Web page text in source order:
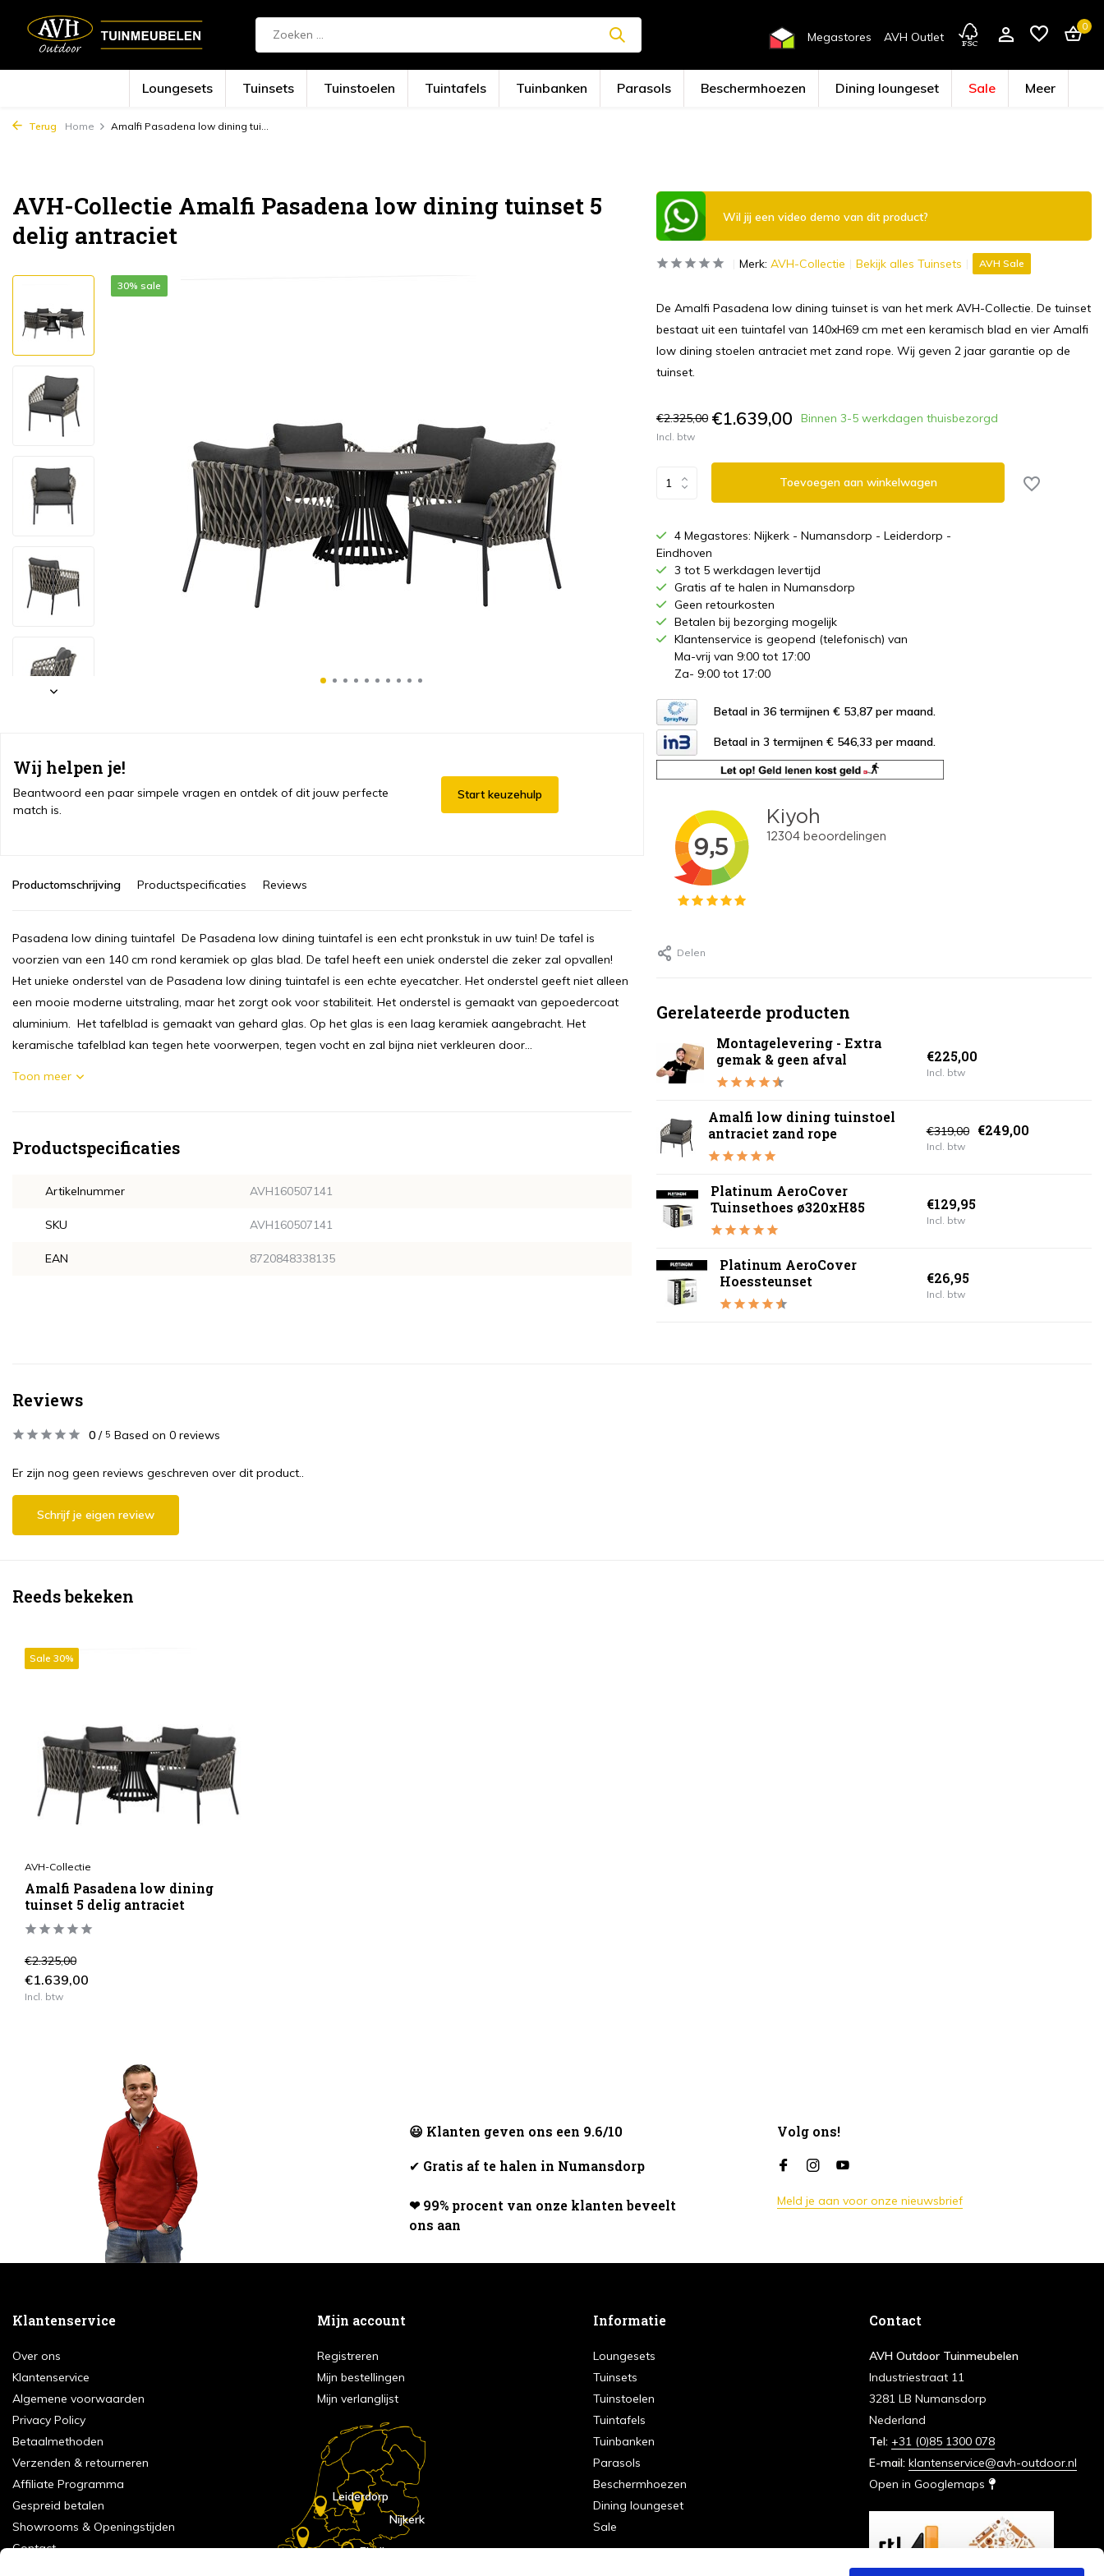
Megastores AVH Outlet
0
Loungesets Tuinsets Tuinstoelen Tuintafels Tuinbanken Parasols Beschermhoezen Dining loungeset Sale Meer
Terug Home Amalfi Pasadena low dining tui...
AVH-Collectie Amalfi Pasadena low dining tuinset 5
delig antraciet
30% sale
Wij helpen je!
Beantwoord een paar simpele vragen en ontdek of dit jouw perfecte
match is.
Start keuzehulp
Productomschrijving Productspecificaties Reviews
Pasadena low dining tuintafel De Pasadena low dining tuintafel is een echt pronkstuk in uw tuin! De tafel is
voorzien van een 140 cm rond keramiek op glas blad. De tafel heeft een uniek onderstel die zeker zal opvallen!
Het unieke onderstel van de Pasadena low dining tuintafel is een echte eyecatcher. Het onderstel geeft niet alleen
een mooie moderne uitstraling, maar het zorgt ook voor stabiliteit. Het onderstel is gemaakt van gepoedercoat
aluminium. Het tafelblad is gemaakt van gehard glas. Op het glas is een laag keramiek aangebracht. Het
keramische tafelblad kan tegen hete voorwerpen, tegen vocht en zal bijna niet verkleuren door...
Toon meer
Productspecificaties
Artikelnummer AVH160507141
SKU AVH160507141
EAN 8720848338135
Wil jij een video demo van dit product?
Merk: AVH-Collectie Bekijk alles Tuinsets AVH Sale
De Amalfi Pasadena low dining tuinset is van het merk AVH-Collectie. De tuinset
bestaat uit een tuintafel van 140xH69 cm met een keramisch blad en vier Amalfi
low dining stoelen antraciet met zand rope. Wij geven 2 jaar garantie op de
tuinset.
€2.325,00 €1.639,00 Binnen 3-5 werkdagen thuisbezorgd
Incl. btw
Toevoegen aan winkelwagen
4 Megastores: Nijkerk - Numansdorp - Leiderdorp -
Eindhoven
3 tot 5 werkdagen levertijd
Gratis af te halen in Numansdorp
Geen retourkosten
Betalen bij bezorging mogelijk
Klantenservice is geopend (telefonisch) van
Ma-vrij van 9:00 tot 17:00
Za- 9:00 tot 17:00
Betaal in 36 termijnen € 53,87 per maand.
Betaal in 3 termijnen € 546,33 per maand.
Delen
Gerelateerde producten
Montagelevering - Extra
gemak & geen afval
€225,00
Incl. btw
Amalfi low dining tuinstoel
antraciet zand rope
€319,00 €249,00
Incl. btw
Platinum AeroCover
Tuinsethoes ø320xH85
€129,95
Incl. btw
Platinum AeroCover
Hoessteunset
€26,95
Incl. btw
Reviews
0 / 5 Based on 0 reviews
Er zijn nog geen reviews geschreven over dit product..
Schrijf je eigen review
Reeds bekeken
Sale 30%
AVH-Collectie
Amalfi Pasadena low dining
tuinset 5 delig antraciet
€2.325,00
€1.639,00
Incl. btw
😃 Klanten geven ons een 9.6/10
✔ Gratis af te halen in Numansdorp
❤ 99% procent van onze klanten beveelt
ons aan
Volg ons!
Meld je aan voor onze nieuwsbrief
Klantenservice
Over ons
Klantenservice
Algemene voorwaarden
Privacy Policy
Betaalmethoden
Verzenden & retourneren
Affiliate Programma
Gespreid betalen
Showrooms & Openingstijden
Contact
Mijn account
Registreren
Mijn bestellingen
Mijn verlanglijst
Eindhoven
Nijkerk
Leiderdorp
Informatie
Loungesets
Tuinsets
Tuinstoelen
Tuintafels
Tuinbanken
Parasols
Beschermhoezen
Dining loungeset
Sale
Contact
AVH Outdoor Tuinmeubelen
Industriestraat 11
3281 LB Numansdorp
Nederland
Tel: +31 (0)85 1300 078
E-mail: klantenservice@avh-outdoor.nl
Open in Googlemaps